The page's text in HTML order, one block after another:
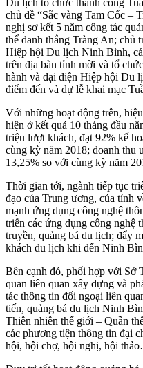
chủ đề “Sắc vàng Tam Cốc –
nghị sơ kết 5 năm công tác
thể danh thắng Tràng An;
Hiệp hội Du lịch Ninh Bình,
trên địa bàn tỉnh mời và tổ
hành và đại diện Hiệp hội Du
điểm đến và dự lễ khai mạc
Với những hoạt động trên,
hiện ở kết quả 10 tháng đầu
triệu lượt khách, đạt 92% kế
cùng kỳ năm 2018; doanh thu
13,25% so với cùng kỳ năm
Thời gian tới, ngành tiếp tục
đạo của Trung ương, của tỉnh
mạnh ứng dụng công nghệ
triển các ứng dụng công nghệ
truyền, quảng bá du lịch; đẩy
khách du lịch khi đến Ninh
Bên cạnh đó, phối hợp với Sở
quan liên quan xây dựng và
tác thông tin đối ngoại liên
tiến, quảng bá du lịch Ninh
Thiên nhiên thế giới – Quần
các phương tiện thông tin đại
hội, hội chợ, hội nghị, hội